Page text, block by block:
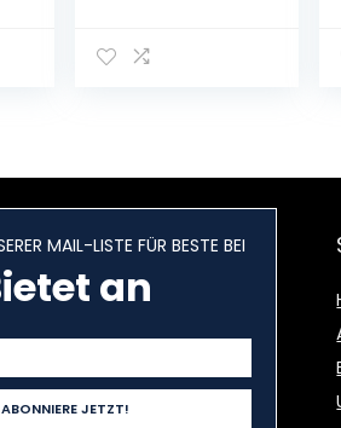
MAIL-LISTE FÜR BESTE BEI
an